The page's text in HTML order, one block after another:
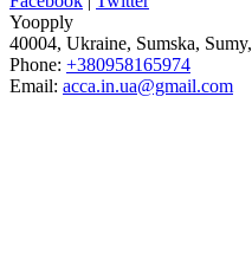
Yoopply
40004, Ukraine, Sumska, Sumy,
Phone: +380958165974
Email: acca.in.ua@gmail.com